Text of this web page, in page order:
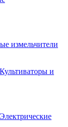
измельчители
Культиваторы и
Электрические